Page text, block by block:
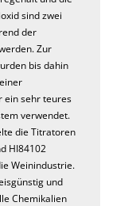
sind zwei
der
Zur
bis dahin
ein sehr teures
verwendet.
die Titratoren
HI84102
Weinindustrie.
und
Chemikalien